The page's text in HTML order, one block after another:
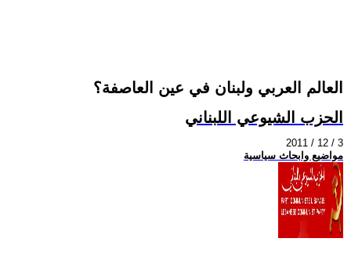
العالم العربي ولبنان في عين العاصفة؟
الحزب الشيوعي اللبناني
2011 / 12 / 3
مواضيع وابحاث سياسية